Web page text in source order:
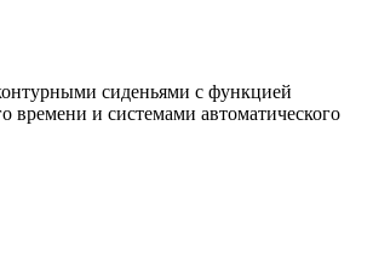
сиденьями с функцией
и системами автоматического